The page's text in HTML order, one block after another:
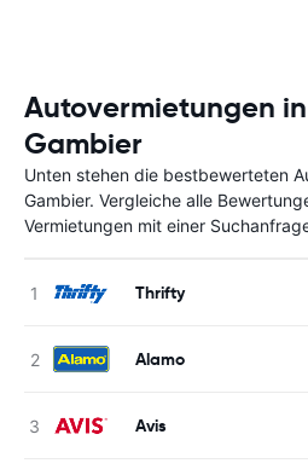
Autovermietungen
Gambier
Unten stehen die bestbewerteten
Gambier. Vergleiche alle
Vermietungen mit einer
Thrifty
Alamo
Avis